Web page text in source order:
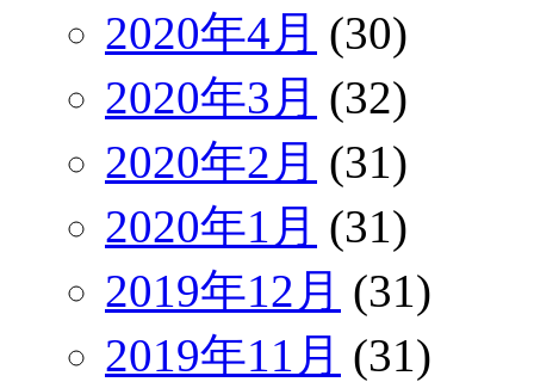
2020年4月 (30)
2020年3月 (32)
2020年2月 (31)
2020年1月 (31)
2019年12月 (31)
2019年11月 (31)